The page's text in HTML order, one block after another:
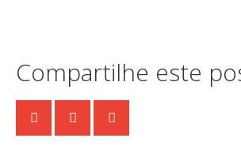
Compartilhe este